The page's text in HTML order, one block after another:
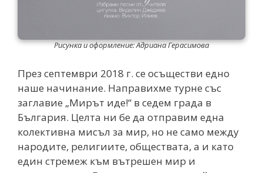
Рисунка и оформление: Адриана Герасимова
През септември 2018 г. се осъществи едно
наше начинание. Направихме турне със
заглавие „Мирът иде!“ в седем града в
България. Целта ни бе да отправим една
колективна мисъл за мир, но не само между
народите, религиите, обществата, а и като
един стремеж към вътрешен мир и